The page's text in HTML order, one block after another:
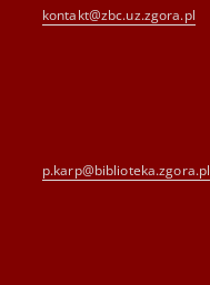
kontakt@zbc.uz.zgora.pl
p.karp@biblioteka.zgora.pl